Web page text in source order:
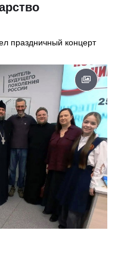
праздничный концерт